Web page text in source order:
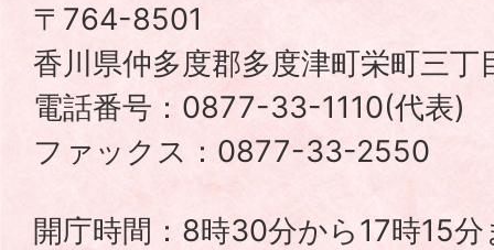
町
TADOTSU
TOWN
〒764-8501
香川県仲多度郡多度津町栄町三
電話番号：0877-33-1110(代表)
ファックス：0877-33-2550
開庁時間：8時30分から17時15分